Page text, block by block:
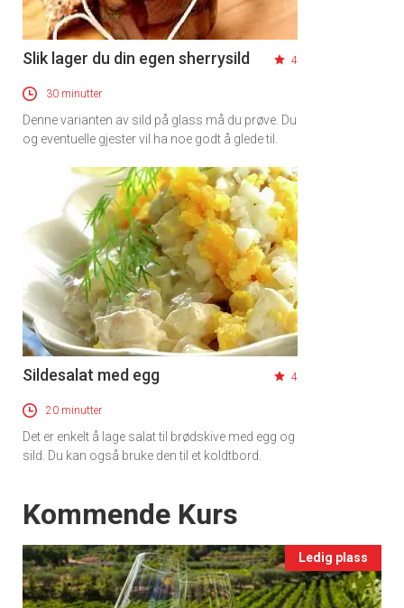
Slik lager du din egen sherrysild 4
30 minutter
Denne varianten av sild på glass må du prøve. Du
og eventuelle gjester vil ha noe godt å glede til.
Sildesalat med egg 4
20 minutter
Det er enkelt å lage salat til brødskive med egg og
sild. Du kan også bruke den til et koldtbord.
Events
Kommende Kurs
Ledig plass